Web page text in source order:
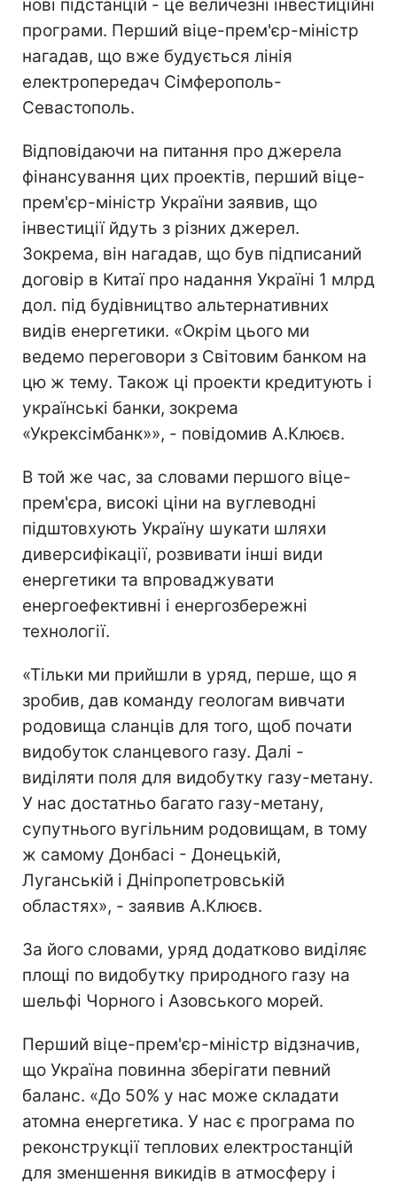
нові підстанцій - це величезні інвестиційні
програми. Перший віце-прем'єр-міністр
нагадав, що вже будується лінія
електропередач Сімферополь-
Севастополь.
Відповідаючи на питання про джерела
фінансування цих проектів, перший віце-
прем'єр-міністр України заявив, що
інвестиції йдуть з різних джерел.
Зокрема, він нагадав, що був підписаний
договір в Китаї про надання Україні 1 млрд
дол. під будівництво альтернативних
видів енергетики. «Окрім цього ми
ведемо переговори з Світовим банком на
цю ж тему. Також ці проекти кредитують і
українські банки, зокрема
«Укрексімбанк»», - повідомив А.Клюєв.
В той же час, за словами першого віце-
прем'єра, високі ціни на вуглеводні
підштовхують Україну шукати шляхи
диверсифікації, розвивати інші види
енергетики та впроваджувати
енергоефективні і енергозбережні
технології.
«Тільки ми прийшли в уряд, перше, що я
зробив, дав команду геологам вивчати
родовища сланців для того, щоб почати
видобуток сланцевого газу. Далі -
виділяти поля для видобутку газу-метану.
У нас достатньо багато газу-метану,
супутнього вугільним родовищам, в тому
ж самому Донбасі - Донецькій,
Луганській і Дніпропетровській
областях», - заявив А.Клюєв.
За його словами, уряд додатково виділяє
площі по видобутку природного газу на
шельфі Чорного і Азовського морей.
Перший віце-прем'єр-міністр відзначив,
що Україна повинна зберігати певний
баланс. «До 50% у нас може складати
атомна енергетика. У нас є програма по
реконструкції теплових електростанцій
для зменшення викидів в атмосферу і